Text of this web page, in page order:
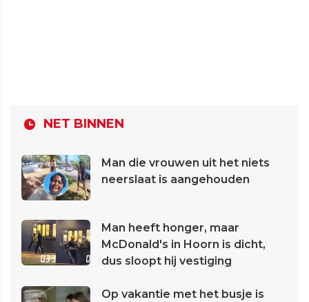
NET BINNEN
Man die vrouwen uit het niets
neerslaat is aangehouden
Man heeft honger, maar
McDonald's in Hoorn is dicht,
dus sloopt hij vestiging
Op vakantie met het busje is